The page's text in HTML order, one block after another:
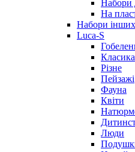
Набори
На
Набори
Luca-S
Класика
Різне
Пейзажі
Фауна
Квіти
Люди